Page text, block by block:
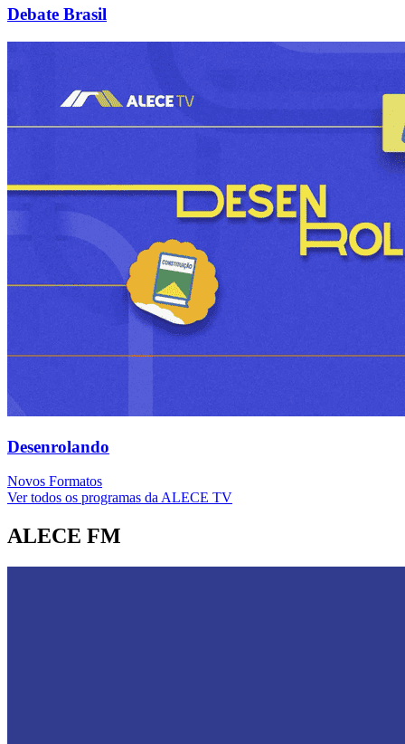
Debate Brasil
Desenrolando
Novos Formatos
Ver todos os programas da ALECE TV
ALECE FM